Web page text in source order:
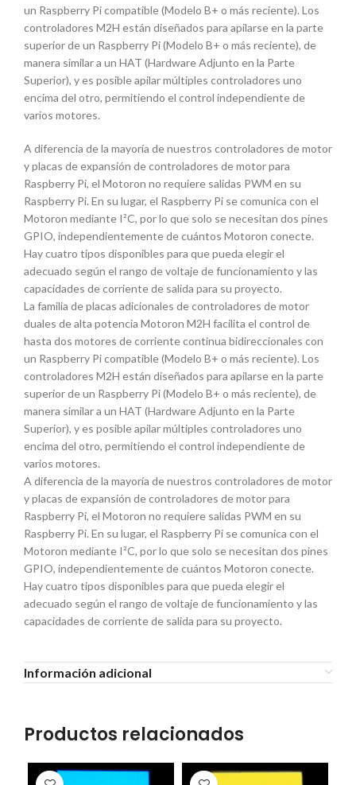
un Raspberry Pi compatible (Modelo B+ o más reciente). Los
controladores M2H están diseñados para apilarse en la parte
superior de un Raspberry Pi (Modelo B+ o más reciente), de
manera similar a un HAT (Hardware Adjunto en la Parte
Superior), y es posible apilar múltiples controladores uno
encima del otro, permitiendo el control independiente de
varios motores.
A diferencia de la mayoría de nuestros controladores de motor
y placas de expansión de controladores de motor para
Raspberry Pi, el Motoron no requiere salidas PWM en su
Raspberry Pi. En su lugar, el Raspberry Pi se comunica con el
Motoron mediante I²C, por lo que solo se necesitan dos pines
GPIO, independientemente de cuántos Motoron conecte.
Hay cuatro tipos disponibles para que pueda elegir el
adecuado según el rango de voltaje de funcionamiento y las
capacidades de corriente de salida para su proyecto.
La familia de placas adicionales de controladores de motor
duales de alta potencia Motoron M2H facilita el control de
hasta dos motores de corriente continua bidireccionales con
un Raspberry Pi compatible (Modelo B+ o más reciente). Los
controladores M2H están diseñados para apilarse en la parte
superior de un Raspberry Pi (Modelo B+ o más reciente), de
manera similar a un HAT (Hardware Adjunto en la Parte
Superior), y es posible apilar múltiples controladores uno
encima del otro, permitiendo el control independiente de
varios motores.
A diferencia de la mayoría de nuestros controladores de motor
y placas de expansión de controladores de motor para
Raspberry Pi, el Motoron no requiere salidas PWM en su
Raspberry Pi. En su lugar, el Raspberry Pi se comunica con el
Motoron mediante I²C, por lo que solo se necesitan dos pines
GPIO, independientemente de cuántos Motoron conecte.
Hay cuatro tipos disponibles para que pueda elegir el
adecuado según el rango de voltaje de funcionamiento y las
capacidades de corriente de salida para su proyecto.
Información adicional
Productos relacionados